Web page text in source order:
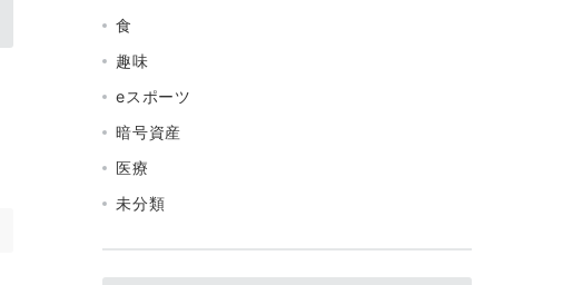
食
趣味
eスポーツ
暗号資産
医療
未分類